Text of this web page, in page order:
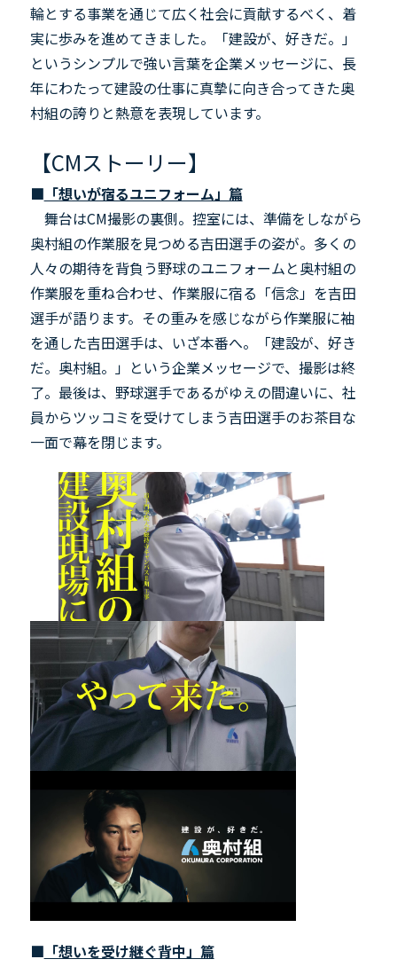
輪とする事業を通じて広く社会に貢献するべく、着
実に歩みを進めてきました。「建設が、好きだ。」
というシンプルで強い言葉を企業メッセージに、長
年にわたって建設の仕事に真摯に向き合ってきた奥
村組の誇りと熱意を表現しています。
【CMストーリー】
■ 「想いが宿るユニフォーム」篇
舞台はCM撮影の裏側。控室には、準備をしながら
奥村組の作業服を見つめる吉田選手の姿が。多くの
人々の期待を背負う野球のユニフォームと奥村組の
作業服を重ね合わせ、作業服に宿る「信念」を吉田
選手が語ります。その重みを感じながら作業服に袖
を通した吉田選手は、いざ本番へ。「建設が、好き
だ。奥村組。」という企業メッセージで、撮影は終
了。最後は、野球選手であるがゆえの間違いに、社
員からツッコミを受けてしまう吉田選手のお茶目な
一面で幕を閉じます。
■ 「想いを受け継ぐ背中」篇